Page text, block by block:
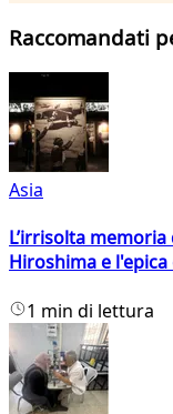
Raccomandati
Asia
L’irrisolta
Hiroshima e
1 min di lettura